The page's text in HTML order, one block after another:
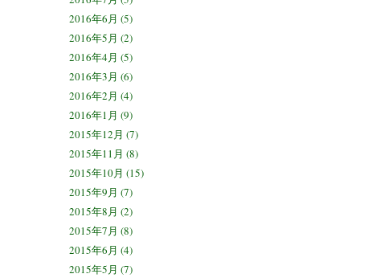
2016年6月 (5)
2016年5月 (2)
2016年4月 (5)
2016年3月 (6)
2016年2月 (4)
2016年1月 (9)
2015年12月 (7)
2015年11月 (8)
2015年10月 (15)
2015年9月 (7)
2015年8月 (2)
2015年7月 (8)
2015年6月 (4)
2015年5月 (7)